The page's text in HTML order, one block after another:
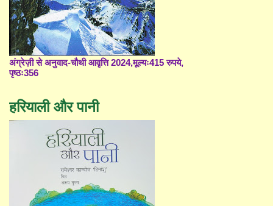
अंग्रेज़ी से अनुवाद-चौथी आवृत्ति 2024,मूल्यः415 रुपये,
पृष्ठः356
हरियाली और पानी